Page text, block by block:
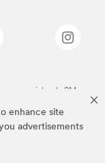
enhance site
advertisements
comerciales de 3M.